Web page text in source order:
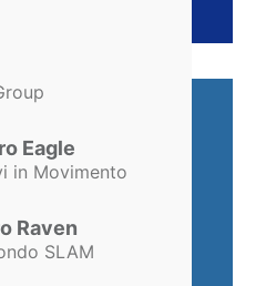
Eagle
in Movimento
Raven
SLAM
di